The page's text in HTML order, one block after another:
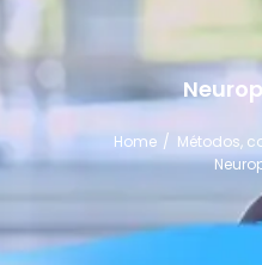
Home
Métodos,
CURSOS
TÉCNICAS
SERVICIO